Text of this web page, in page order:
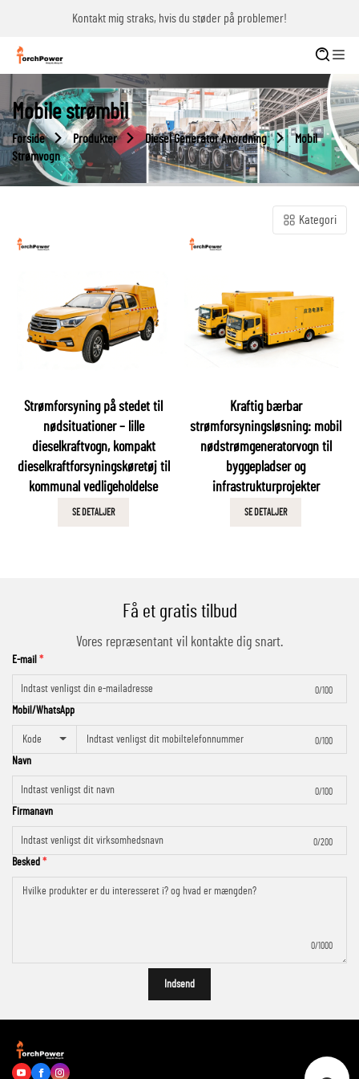
Kontakt mig straks, hvis du støder på problemer!
Mobile strømbil
Forside Produkter Diesel Generator Anordning
Mobil
Strømvogn
Kategori
Strømforsyning på stedet til
nødsituationer – lille
dieselkraftvogn, kompakt
dieselkraftforsyningskøretøj til
kommunal vedligeholdelse
SE DETALJER
Kraftig bærbar
strømforsyningsløsning: mobil
nødstrømgeneratorvogn til
byggepladser og
infrastrukturprojekter
SE DETALJER
Få et gratis tilbud
Vores repræsentant vil kontakte dig snart.
E-mail
0/100
Mobil/WhatsApp
Kode 0/100
Navn
0/100
Firmanavn
0/200
Besked
0/1000
Indsend